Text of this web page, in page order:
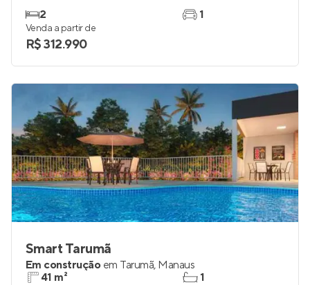
2
1
Venda a partir de
R$ 312.990
Smart Tarumã
Em construção em Tarumã, Manaus
41 m²
1